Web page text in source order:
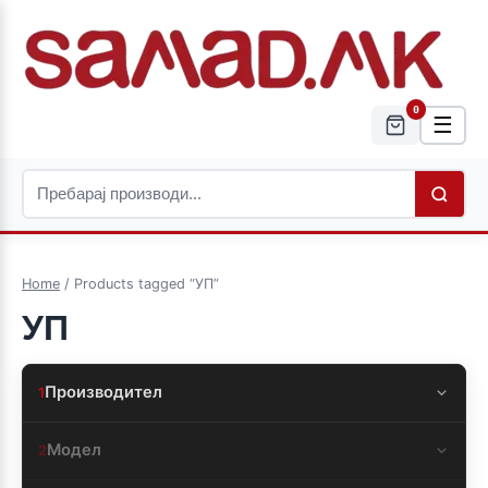
0
☰
Home / Products tagged “УП”
УП
1Производител
2Модел